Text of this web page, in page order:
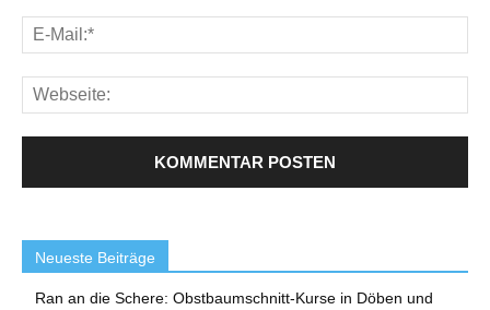
Neueste Beiträge
Ran an die Schere: Obstbaumschnitt-Kurse in Döben und